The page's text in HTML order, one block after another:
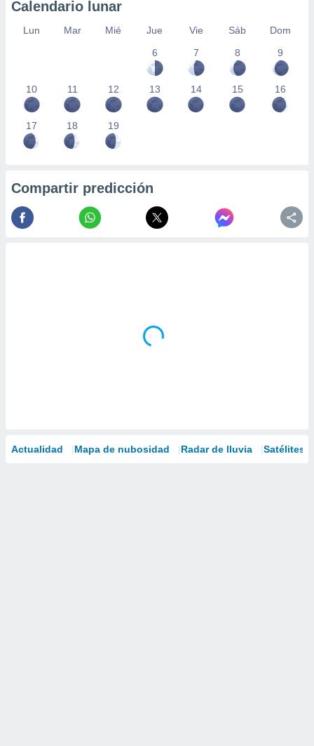
Calendario lunar
Lun Mar Mié Jue Vie Sáb
Dom
6
7 8 9
10 11 12 13 14 15 16
17 18 19
Compartir predicción
Actualidad Mapa de nubosidad Radar de lluvia Satélites